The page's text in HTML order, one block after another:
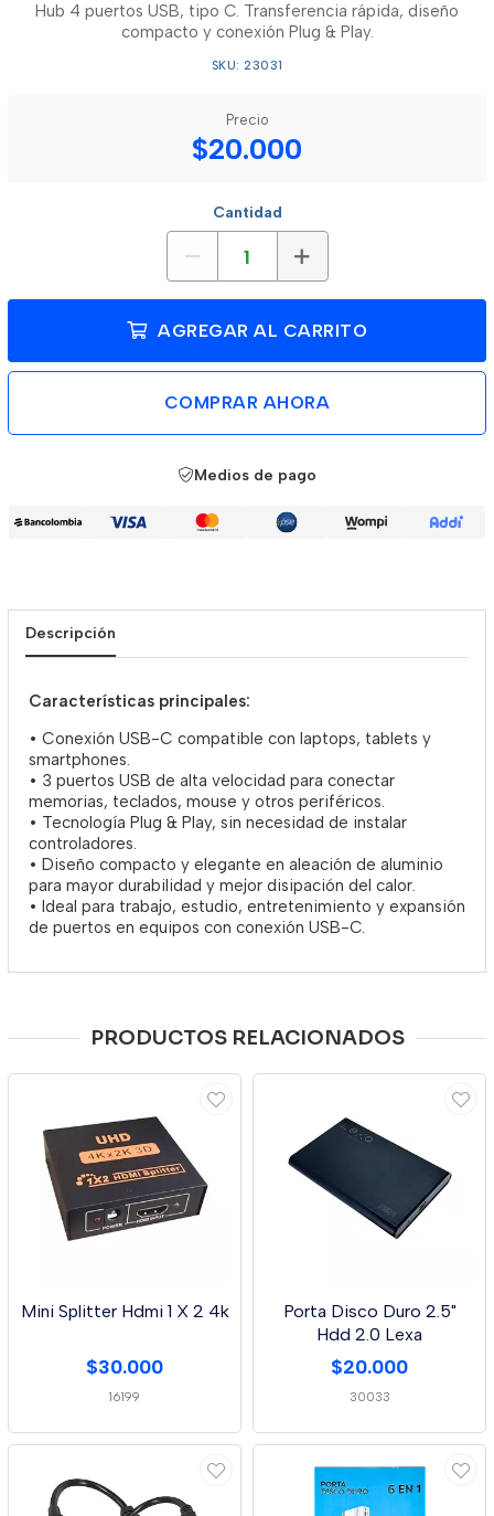
Hub 4 puertos USB, tipo C. Transferencia rápida, diseño
compacto y conexión Plug & Play.
SKU: 23031
Precio
$20.000
Cantidad
AGREGAR AL CARRITO
COMPRAR AHORA
Medios de pago
Descripción
Características principales:
• Conexión USB-C compatible con laptops, tablets y
smartphones.
• 3 puertos USB de alta velocidad para conectar
memorias, teclados, mouse y otros periféricos.
• Tecnología Plug & Play, sin necesidad de instalar
controladores.
• Diseño compacto y elegante en aleación de aluminio
para mayor durabilidad y mejor disipación del calor.
• Ideal para trabajo, estudio, entretenimiento y expansión
de puertos en equipos con conexión USB-C.
PRODUCTOS RELACIONADOS
Mini Splitter Hdmi 1 X 2 4k
$30.000
16199
Porta Disco Duro 2.5"
Hdd 2.0 Lexa
$20.000
30033